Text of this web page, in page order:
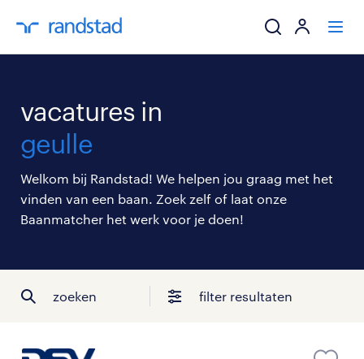
mijn carrière
over randstad
vacatures in
geulle
Welkom bij Randstad! We helpen jou graag met het
vinden van een baan. Zoek zelf of laat onze
Baanmatcher het werk voor je doen!
zoeken filter resultaten